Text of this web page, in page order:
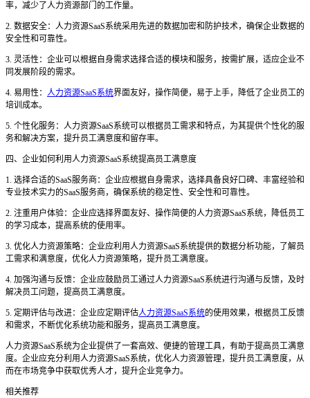
率，减少了人力资源部门的工作量。
2. 数据安全：人力资源SaaS系统采用先进的数据加密和防护技术，确保企业数据的
安全性和可靠性。
3. 灵活性：企业可以根据自身需求选择合适的模块和服务，按需扩展，适应企业不
同发展阶段的需求。
4. 易用性： 人力资源SaaS系统界面友好，操作简便，易于上手，降低了企业员工的
培训成本。
5. 个性化服务：人力资源SaaS系统可以根据员工需求和特点，为其提供个性化的服
务和解决方案，提升员工满意度和留存率。
四、企业如何利用人力资源SaaS系统提高员工满意度
1. 选择合适的SaaS服务商：企业应根据自身需求，选择具备良好口碑、丰富经验和
专业技术实力的SaaS服务商，确保系统的稳定性、安全性和可靠性。
2. 注重用户体验：企业应选择界面友好、操作简便的人力资源SaaS系统，降低员工
的学习成本，提高系统的使用率。
3. 优化人力资源策略：企业应利用人力资源SaaS系统提供的数据分析功能，了解员
工需求和满意度，优化人力资源策略，提升员工满意度。
4. 加强沟通与反馈：企业应鼓励员工通过人力资源SaaS系统进行沟通与反馈，及时
解决员工问题，提高员工满意度。
5. 定期评估与改进：企业应定期评估人力资源SaaS系统的使用效果，根据员工反馈
和需求，不断优化系统功能和服务，提高员工满意度。
人力资源SaaS系统为企业提供了一套高效、便捷的管理工具，有助于提高员工满意
度。企业应充分利用人力资源SaaS系统，优化人力资源管理，提升员工满意度，从
而在市场竞争中获取优秀人才，提升企业竞争力。
相关推荐